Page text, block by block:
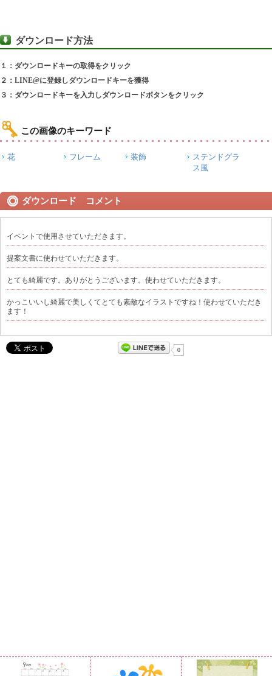
ダウンロード方法
１：ダウンロードキーの取得をクリック
２：LINE@に登録しダウンロードキーを獲得
３：ダウンロードキーを入力しダウンロードボタンをクリック
この画像のキーワード
花 フレーム 装飾
ステンドグラ
ス風
ダウンロード コメント
イベントで使用させていただきます。
提案文書に使わせていただきます。
とても綺麗です。ありがとうございます。使わせていただきます。
かっこいいし綺麗で美しくてとても素敵なイラストですね！使わせていただき
ます！
0